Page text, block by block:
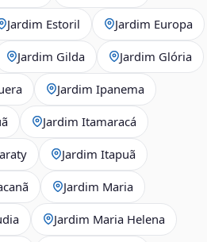
Jardim Estoril Jardim Europa
Jardim Gilda Jardim Glória
Jardim Ipanema
Jardim Itamaracá
Jardim Itapuã
Jardim Maria
Jardim Maria Helena